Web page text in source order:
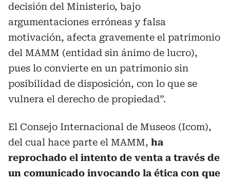
decisión del Ministerio, bajo
argumentaciones erróneas y falsa
motivación, afecta gravemente el patrimonio
del MAMM (entidad sin ánimo de lucro),
pues lo convierte en un patrimonio sin
posibilidad de disposición, con lo que se
vulnera el derecho de propiedad”.
El Consejo Internacional de Museos (Icom),
del cual hace parte el MAMM, ha
reprochado el intento de venta a través de
un comunicado invocando la ética con que